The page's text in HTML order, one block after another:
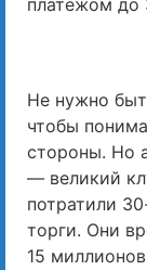
платежом до
Не нужно
чтобы
стороны. Но
— великий
потратили
торги. Они
15